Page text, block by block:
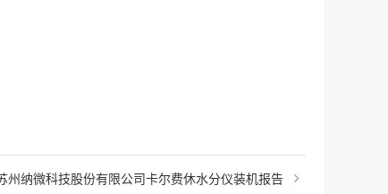
州纳微科技股份有限公司卡尔费休水分仪装机报告